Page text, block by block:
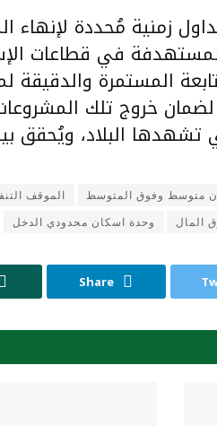
زمنية مُحددة لإنهاء
في قطاعات
المستمرة والدقيقة
لضمان خروج تلك
تشهدها البلاد، ويُحقق
متوسط وفوق المتوسط الموقف
المال وحدة اسكان محدودي الدخل
Share